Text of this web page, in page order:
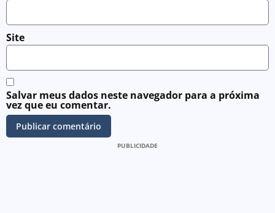
Site
Salvar meus dados neste navegador para a próxima
vez que eu comentar.
PUBLICIDADE